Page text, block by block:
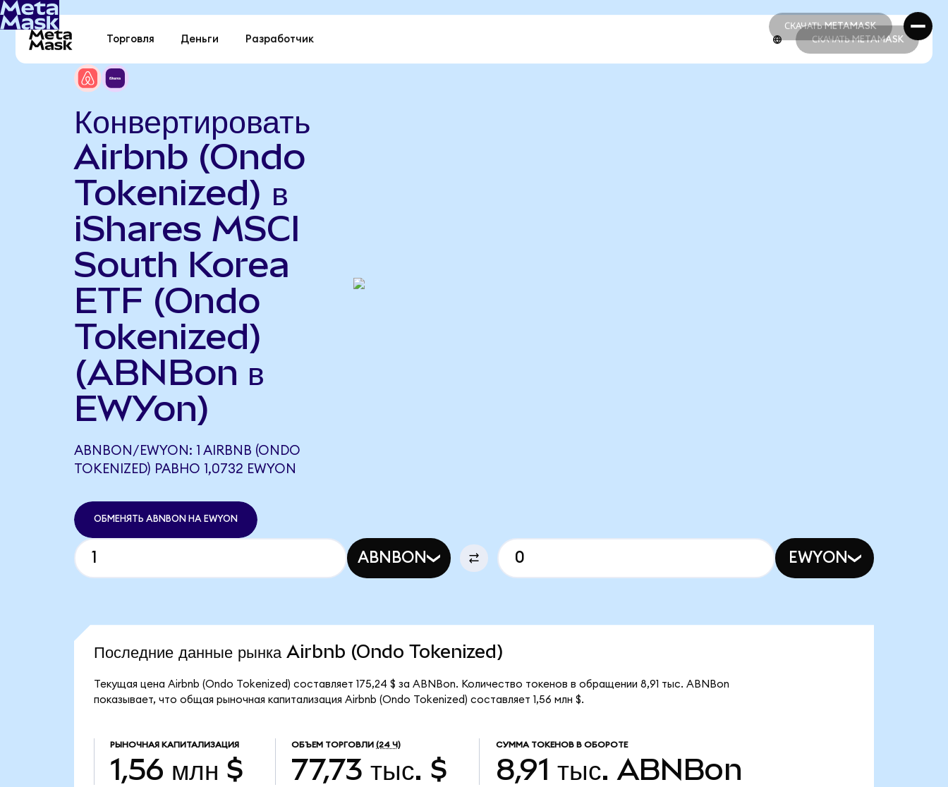
СКАЧАТЬ METAMASK
СКАЧАТЬ METAMASK
Торговля Деньги Разработчик СКАЧАТЬ METAMASK
Конвертировать
Airbnb (Ondo
Tokenized) в
iShares MSCI
South Korea
ETF (Ondo
Tokenized)
(ABNBon в
EWYon)
ABNBON/EWYON: 1 AIRBNB (ONDO
TOKENIZED) РАВНО 1,0732 EWYON
ОБМЕНЯТЬ ABNBON НА EWYON
ABNBON EWYON
Последние данные рынка Airbnb (Ondo Tokenized)
Текущая цена Airbnb (Ondo Tokenized) составляет 175,24 $ за ABNBon. Количество токенов в обращении 8,91 тыс. ABNBon
показывает, что общая рыночная капитализация Airbnb (Ondo Tokenized) составляет 1,56 млн $.
РЫНОЧНАЯ КАПИТАЛИЗАЦИЯ
1,56 млн $
ОБЪЕМ ТОРГОВЛИ (24 Ч)
77,73 тыс. $
СУММА ТОКЕНОВ В ОБОРОТЕ
8,91 тыс. ABNBon